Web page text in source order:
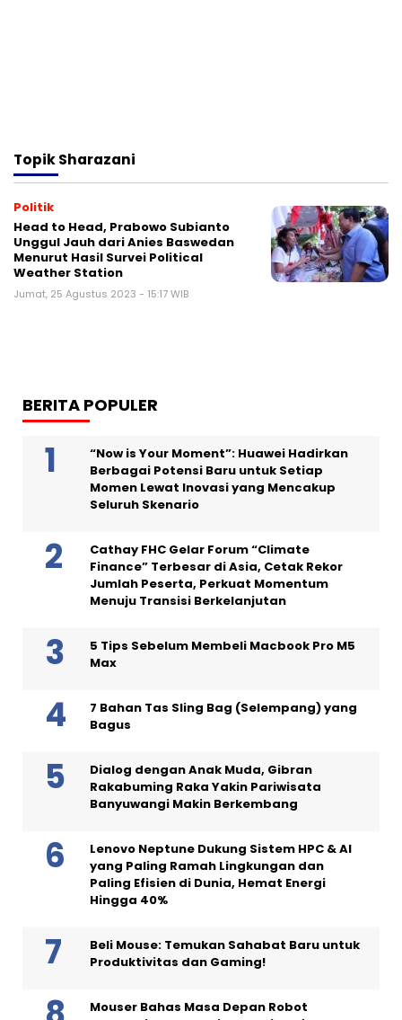
TopikSharazani
Politik
Head to Head, Prabowo Subianto
Unggul Jauh dari Anies Baswedan
Menurut Hasil Survei Political
Weather Station
Jumat, 25 Agustus 2023 - 15:17 WIB
BERITA POPULER
“Now is Your Moment”: Huawei Hadirkan
Berbagai Potensi Baru untuk Setiap
Momen Lewat Inovasi yang Mencakup
Seluruh Skenario
Cathay FHC Gelar Forum “Climate
Finance” Terbesar di Asia, Cetak Rekor
Jumlah Peserta, Perkuat Momentum
Menuju Transisi Berkelanjutan
5 Tips Sebelum Membeli Macbook Pro M5
Max
7 Bahan Tas Sling Bag (Selempang) yang
Bagus
Dialog dengan Anak Muda, Gibran
Rakabuming Raka Yakin Pariwisata
Banyuwangi Makin Berkembang
Lenovo Neptune Dukung Sistem HPC & AI
yang Paling Ramah Lingkungan dan
Paling Efisien di Dunia, Hemat Energi
Hingga 40%
Beli Mouse: Temukan Sahabat Baru untuk
Produktivitas dan Gaming!
Mouser Bahas Masa Depan Robot